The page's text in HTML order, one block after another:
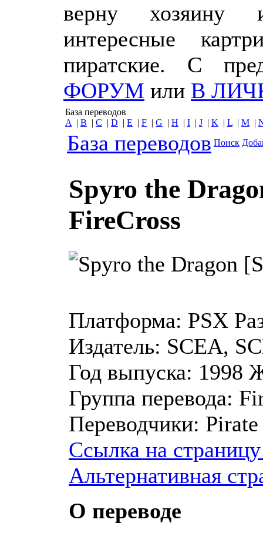
верну хозяину
интересные
пиратские. С
ФОРУМ или В
База переводов
A | B | C | D | E | F | G | H | I | J | K | L | M |
База переводов Поиск
Spyro the
FireCross
Платформа: PSX
Издатель: SCEA,
Год выпуска: 1998
Группа перевода:
Переводчики: Pirate
Ссылка на
Альтернативная
О переводе